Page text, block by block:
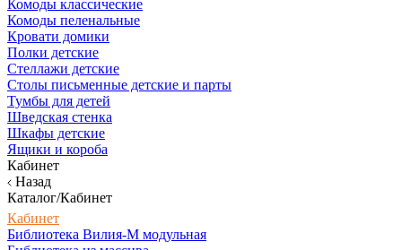
Комоды классические
Комоды пеленальные
Кровати домики
Полки детские
Стеллажи детские
Столы письменные детские и парты
Тумбы для детей
Шведская стенка
Шкафы детские
Ящики и короба
Кабинет
Назад
Каталог/Кабинет
Кабинет
Библиотека Вилия-М модульная